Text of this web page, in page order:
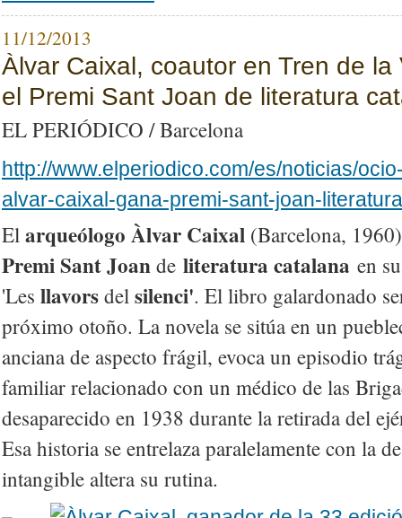
11/12/2013
Àlvar Caixal, coautor en Tren de
el Premi Sant Joan de literatura
EL PERIÓDICO / Barcelona
http://www.elperiodico.com/es/noticias/
alvar-caixal-gana-premi-sant-joan-
El arqueólogo Àlvar Caixal (Barcelona,
Premi Sant Joan de literatura catalana en
'Les llavors del silenci'. El libro galardonado
próximo otoño. La novela se sitúa en un
anciana de aspecto frágil, evoca un episodio
familiar relacionado con un médico de las
desaparecido en 1938 durante la retirada del
Esa historia se entrelaza paralelamente con la
intangible altera su rutina.